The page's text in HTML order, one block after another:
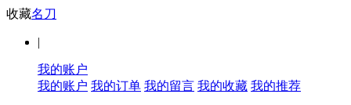
收藏名刀
|
我的账户
我的账户 我的订单 我的留言 我的收藏 我的推荐